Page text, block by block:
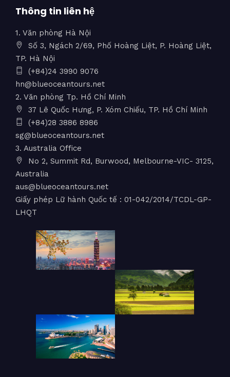
Thông tin liên hệ
1. Văn phòng Hà Nội
Số 3, Ngách 2/69, Phố Hoàng Liệt, P. Hoàng Liệt,
TP. Hà Nội
(+84)24 3990 9076
hn@blueoceantours.net
2. Văn phòng Tp. Hồ Chí Minh
37 Lê Quốc Hưng, P. Xóm Chiếu, TP. Hồ Chí Minh
(+84)28 3886 8986
sg@blueoceantours.net
3. Australia Office
No 2, Summit Rd, Burwood, Melbourne-VIC- 3125,
Australia
aus@blueoceantours.net
Giấy phép Lữ hành Quốc tế : 01-042/2014/TCDL-GP-
LHQT